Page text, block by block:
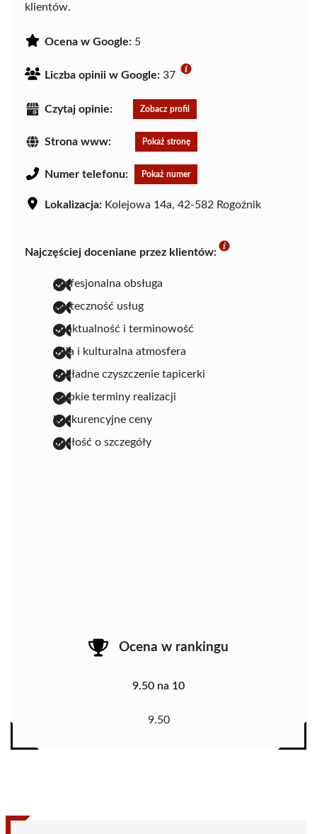
klientów.
Ocena w Google: 5
Liczba opinii w Google: 37
Czytaj opinie: Zobacz profil
Strona www: Pokaż stronę
Numer telefonu: Pokaż numer
Lokalizacja: Kolejowa 14a, 42-582 Rogoźnik
Najczęściej doceniane przez klientów:
profesjonalna obsługa
skuteczność usług
punktualność i terminowość
miła i kulturalna atmosfera
dokładne czyszczenie tapicerki
szybkie terminy realizacji
konkurencyjne ceny
dbałość o szczegóły
Ocena w rankingu
9.50 na 10
9.50